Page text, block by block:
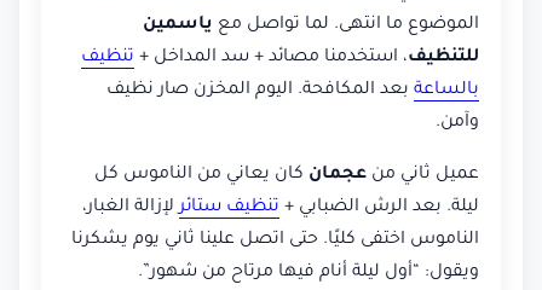
الموضوع ما انتهى. لما تواصل مع ياسمين
للتنظيف، استخدمنا مصائد + سد المداخل + تنظيف
بالساعة بعد المكافحة. اليوم المخزن صار نظيف
وآمن.
عميل ثاني من عجمان كان يعاني من الناموس كل
ليلة. بعد الرش الضبابي + تنظيف ستائرلإزالة الغبار،
الناموس اختفى كليًا. حتى اتصل علينا ثاني يوم يشكرنا
ويقول: “أول ليلة أنام فيها مرتاح من شهور”.